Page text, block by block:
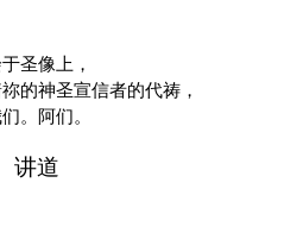
圣像上，
的神圣宣信者的代祷，
。阿们。
讲道